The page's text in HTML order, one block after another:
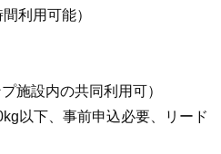
利用可能）
施設内の共同利用可）
以下、事前申込必要、リード